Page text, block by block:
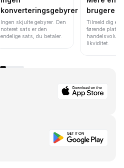
konverteringsgebyrer
Ingen skjulte gebyrer. Den
noteret sats er den
endelige sats, du betaler.
brugere
Tilmeld dig en
førende
likviditet.